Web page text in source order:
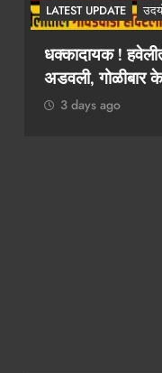
LATEST
२
कथित
दुसऱ्यांदा